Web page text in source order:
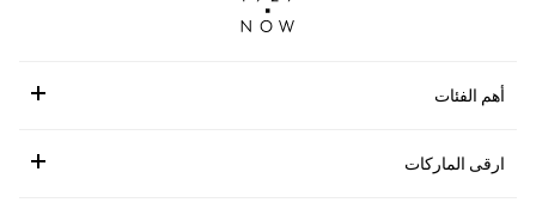
أهم الفئات
ارقى الماركات